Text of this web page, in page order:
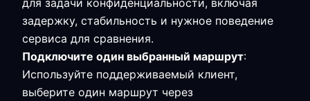
для задачи конфиденциальности, включая
задержку, стабильность и нужное поведение
сервиса для сравнения.
Подключите один выбранный маршрут:
Используйте поддерживаемый клиент,
выберите один маршрут через